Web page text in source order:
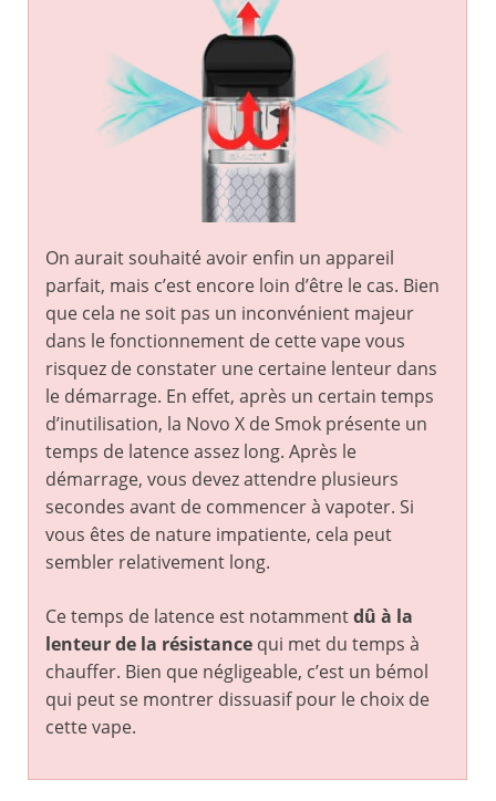
On aurait souhaité avoir enfin un appareil
parfait, mais c’est encore loin d’être le cas. Bien
que cela ne soit pas un inconvénient majeur
dans le fonctionnement de cette vape vous
risquez de constater une certaine lenteur dans
le démarrage. En effet, après un certain temps
d’inutilisation, la Novo X de Smok présente un
temps de latence assez long. Après le
démarrage, vous devez attendre plusieurs
secondes avant de commencer à vapoter. Si
vous êtes de nature impatiente, cela peut
sembler relativement long.
Ce temps de latence est notammentdû à la
lenteur de la résistance qui met du temps à
chauffer. Bien que négligeable, c’est un bémol
qui peut se montrer dissuasif pour le choix de
cette vape.